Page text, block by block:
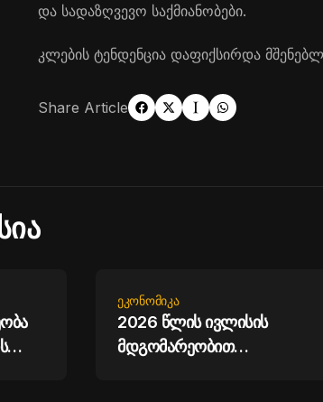
და სადაზღვევო საქმიანობები.
კლების ტენდენცია დაფიქსირდა
Share Article
ᲔᲙᲝᲜᲝᲛᲘᲙᲐ
2026 წლის ივლისის
მდგომარეობით